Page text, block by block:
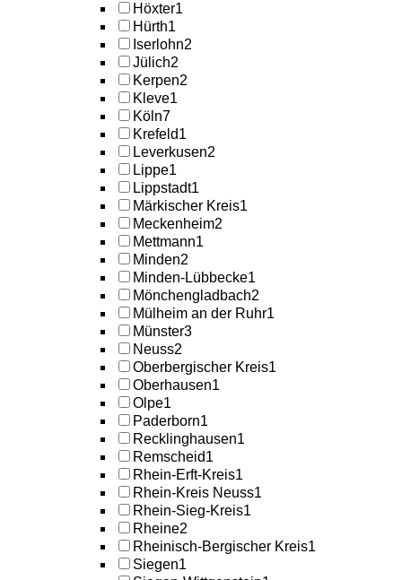
Höxter1
Hürth1
Iserlohn2
Jülich2
Kerpen2
Kleve1
Köln7
Krefeld1
Leverkusen2
Lippe1
Lippstadt1
Märkischer Kreis1
Meckenheim2
Mettmann1
Minden2
Minden-Lübbecke1
Mönchengladbach2
Mülheim an der Ruhr1
Münster3
Neuss2
Oberbergischer Kreis1
Oberhausen1
Olpe1
Paderborn1
Recklinghausen1
Remscheid1
Rhein-Erft-Kreis1
Rhein-Kreis Neuss1
Rhein-Sieg-Kreis1
Rheine2
Rheinisch-Bergischer Kreis1
Siegen1